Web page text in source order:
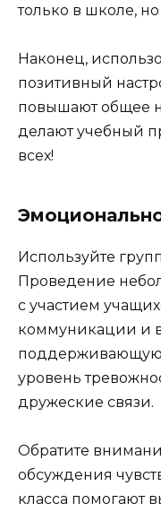
только в школе,
Наконец,
позитивный
повышают общее
делают учебный
всех!
Используйте
Проведение
с участием
коммуникации и
поддерживающую
уровень
дружеские связи.
Обратите
обсуждения
класса помогают